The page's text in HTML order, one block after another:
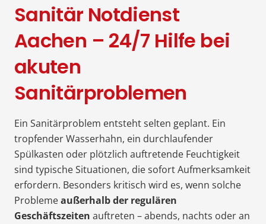
Sanitär Notdienst
Aachen – 24/7 Hilfe bei
akuten
Sanitärproblemen
Ein Sanitärproblem entsteht selten geplant. Ein
tropfender Wasserhahn, ein durchlaufender
Spülkasten oder plötzlich auftretende Feuchtigkeit
sind typische Situationen, die sofort Aufmerksamkeit
erfordern. Besonders kritisch wird es, wenn solche
Problemeaußerhalb der regulären
Geschäftszeiten auftreten – abends, nachts oder an